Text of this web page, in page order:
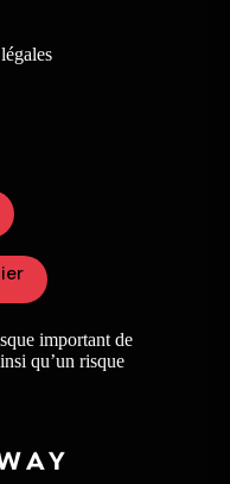
important de
qu’un risque